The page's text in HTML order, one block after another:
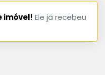
imóvel! Ele já recebeu